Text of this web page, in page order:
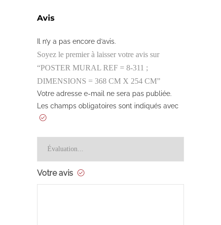
Avis
Il n’y a pas encore d’avis.
Soyez le premier à laisser votre avis sur
“POSTER MURAL REF = 8-311 ;
DIMENSIONS = 368 CM X 254 CM”
Votre adresse e-mail ne sera pas publiée.
Les champs obligatoires sont indiqués avec
Votre avis